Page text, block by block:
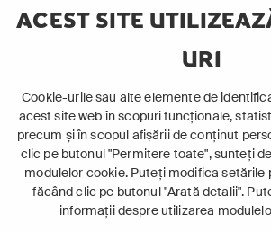
ACEST SITE
URI
Cookie-urile sau alte elemente de
acest site web în scopuri funcționale,
precum și în scopul afișării de conținut
clic pe butonul "Permitere toate", sunteți
modulelor cookie. Puteți modifica setările
făcând clic pe butonul "Arată detalii".
informații despre utilizarea
Acțiune 12+
Acțiune
Polițist